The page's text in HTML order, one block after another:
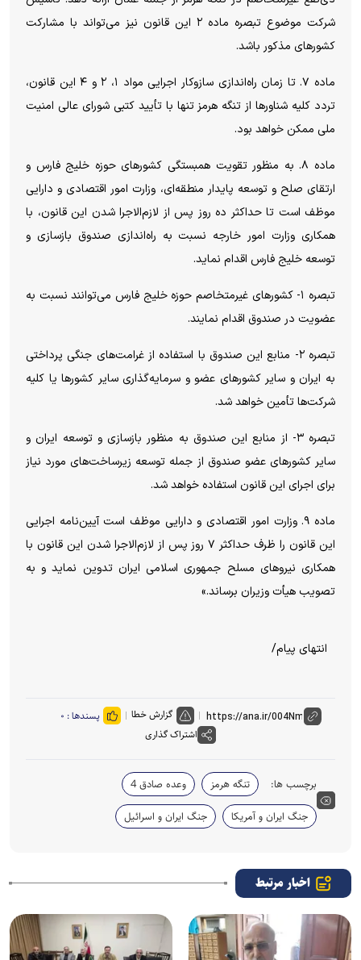
شرکت موضوع تبصره ماده ۲ این قانون نیز می‌تواند با مشارکت
کشورهای مذکور باشد.
ماده ۷. تا زمان راه‌اندازی سازوکار اجرایی مواد ۱، ۲ و ۴ این قانون،
تردد کلیه شناورها از تنگه هرمز تنها با تأیید کتبی شورای عالی امنیت
ملی ممکن خواهد بود.
ماده ۸. به منظور تقویت همبستگی کشورهای حوزه خلیج فارس و
ارتقای صلح و توسعه پایدار منطقه‌ای، وزارت امور اقتصادی و دارایی
موظف است تا حداکثر ده روز پس از لازم‌الاجرا شدن این قانون، با
همکاری وزارت امور خارجه نسبت به راه‌اندازی صندوق بازسازی و
توسعه خلیج فارس اقدام نماید.
تبصره ۱- کشورهای غیرمتخاصم حوزه خلیج فارس می‌توانند نسبت به
عضویت در صندوق اقدام نمایند.
تبصره ۲- منابع این صندوق با استفاده از غرامت‌های جنگی پرداختی
به ایران و سایر کشورهای عضو و سرمایه‌گذاری سایر کشورها یا کلیه
شرکت‌ها تأمین خواهد شد.
تبصره ۳- از منابع این صندوق به منظور بازسازی و توسعه ایران و
سایر کشورهای عضو صندوق از جمله توسعه زیرساخت‌های مورد نیاز
برای اجرای این قانون استفاده خواهد شد.
ماده ۹. وزارت امور اقتصادی و دارایی موظف است آیین‌نامه اجرایی
این قانون را ظرف حداکثر ۷ روز پس از لازم‌الاجرا شدن این قانون با
همکاری نیروهای مسلح جمهوری اسلامی ایران تدوین نماید و به
تصویب هیأت وزیران برساند.»
انتهای پیام/
گزارش خطا پسندها : ۰
اشتراک گذاری
برچسب ها: تنگه هرمز
وعده صادق 4
جنگ ایران و آمریکا
جنگ ایران و اسرائیل
اخبار مرتبط